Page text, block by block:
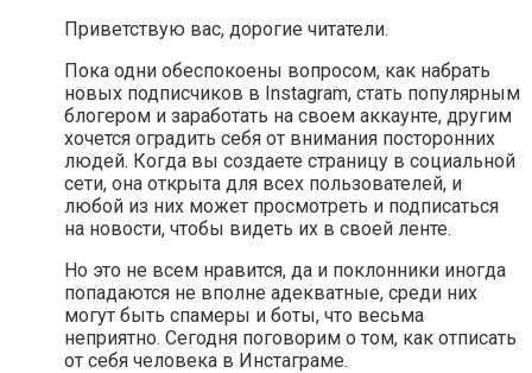
Приветствую вас, дорогие читатели.
Пока одни обеспокоены вопросом, как набрать
новых подписчиков в Instagram, стать популярным
блогером и заработать на своем аккаунте, другим
хочется оградить себя от внимания посторонних
людей. Когда вы создаете страницу в социальной
сети, она открыта для всех пользователей, и
любой из них может просмотреть и подписаться
на новости, чтобы видеть их в своей ленте.
Но это не всем нравится, да и поклонники иногда
попадаются не вполне адекватные, среди них
могут быть спамеры и боты, что весьма
неприятно. Сегодня поговорим о том, как отписать
от себя человека в Инстаграме.